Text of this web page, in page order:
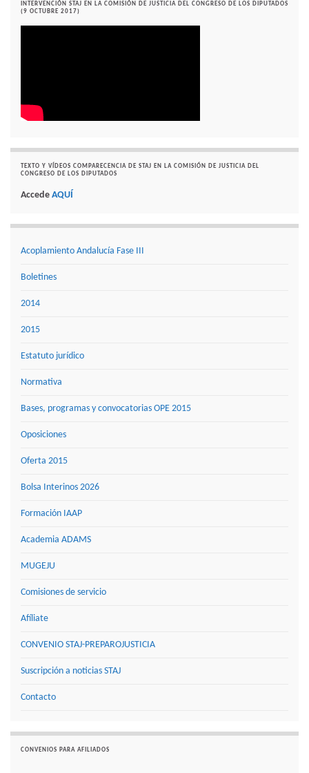
INTERVENCIÓN STAJ EN LA COMISIÓN DE JUSTICIA DEL CONGRESO DE LOS DIPUTADOS
(9 OCTUBRE 2017)
TEXTO Y VÍDEOS COMPARECENCIA DE STAJ EN LA COMISIÓN DE JUSTICIA DEL
CONGRESO DE LOS DIPUTADOS
Accede AQUÍ
Acoplamiento Andalucía Fase III
Boletines
2014
2015
Estatuto jurídico
Normativa
Bases, programas y convocatorias OPE 2015
Oposiciones
Oferta 2015
Bolsa Interinos 2026
Formación IAAP
Academia ADAMS
MUGEJU
Comisiones de servicio
Afíliate
CONVENIO STAJ-PREPAROJUSTICIA
Suscripción a noticias STAJ
Contacto
CONVENIOS PARA AFILIADOS